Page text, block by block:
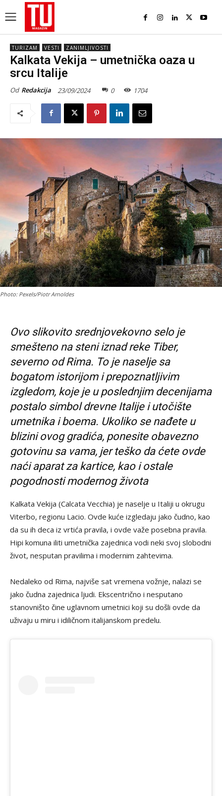
TURIZAM VESTI ZANIMLJIVOSTI
Kalkata Vekija – umetnička oaza u
srcu Italije
Od Redakcija 23/09/2024 0 1704
Photo: Pexels/Piotr Arnoldes
Ovo slikovito srednjovekovno selo je
smešteno na steni iznad reke Tiber,
severno od Rima. To je naselje sa
bogatom istorijom i prepoznatljivim
izgledom, koje je u poslednjim decenijama
postalo simbol drevne Italije i utočište
umetnika i boema. Ukoliko se nađete u
blizini ovog gradića, ponesite obavezno
gotovinu sa vama, jer teško da ćete ovde
naći aparat za kartice, kao i ostale
pogodnosti modernog života
Kalkata Vekija (Calcata Vecchia) je naselje u Italiji u okrugu
Viterbo, regionu Lacio. Ovde kuće izgledaju jako čudno, kao
da su ih deca iz vrtića pravila, i ovde važe posebna pravila.
Hipi komuna iliti umetnička zajednica vodi neki svoj slobodni
život, nesputan pravilima i modernim zahtevima.
Nedaleko od Rima, najviše sat vremena vožnje, nalazi se
jako čudna zajednica ljudi. Ekscentrično i nesputano
stanovništo čine uglavnom umetnici koji su došli ovde da
uživaju u miru i idiličnom italijanskom predelu.